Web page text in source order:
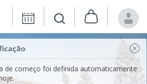
de começo foi definida automaticamente